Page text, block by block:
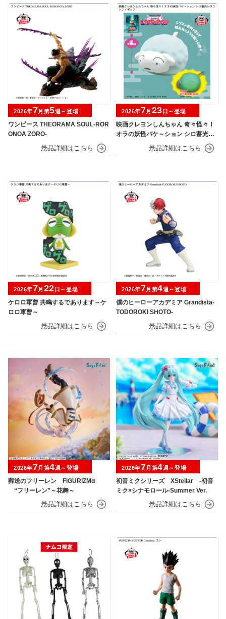
ワンピース THEORAMA SOUL-ROR
ONOA ZORO-
2026年7月第5週～登場
映画クレヨンしんちゃん 奇々怪々！
オラの妖怪バケ～ション シロ蓄光シ
リコンフィギュア
2026年7月 23 日～登場
ケロロ軍曹 共鳴するであります～ケ
ロロ軍曹～
2026年7月 22 日～登場
僕のヒーローアカデミア Grandista-
TODOROKI SHOTO-
2026年7月第4週～登場
葬送のフリーレン FIGURIZMα
“フリーレン”～花舞～
2026年7月第4週～登場
初音ミクシリーズ XStellar ‐初音
ミク×シナモロール‐Summer Ver.
2026年7月第4週～登場